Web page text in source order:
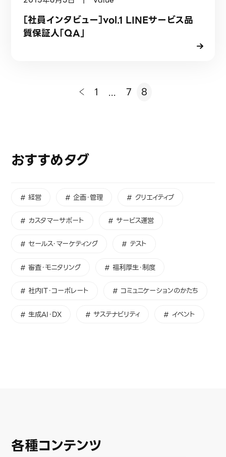
［社員インタビュー］vol.1 LINEサービス品
質保証人「QA」
1 ... 7 8
おすすめタグ
# 経営 # 企画・管理 # クリエイティブ
# カスタマーサポート # サービス運営
# セールス・マーケティング # テスト
# 審査・モニタリング # 福利厚生・制度
# 社内IT・コーポレート # コミュニケーションのかたち
# 生成AI・DX # サステナビリティ # イベント
各種コンテンツ